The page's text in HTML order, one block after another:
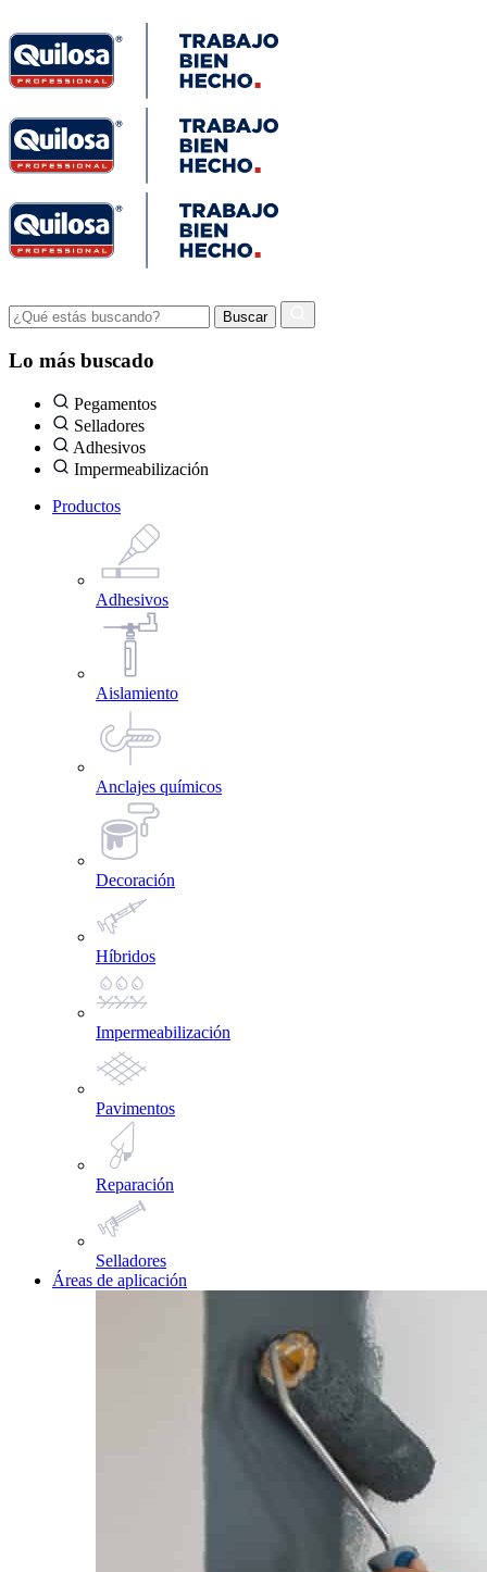
Lo más buscado
Pegamentos
Selladores
Adhesivos
Impermeabilización
Productos
Adhesivos
Aislamiento
Anclajes químicos
Decoración
Híbridos
Impermeabilización
Pavimentos
Reparación
Selladores
Áreas de aplicación